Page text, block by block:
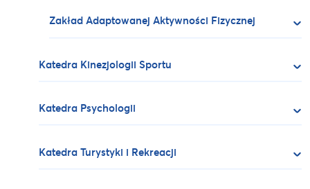
Zakład Adaptowanej Aktywności Fizycznej
Katedra Kinezjologii Sportu
Katedra Psychologii
Katedra Turystyki i Rekreacji